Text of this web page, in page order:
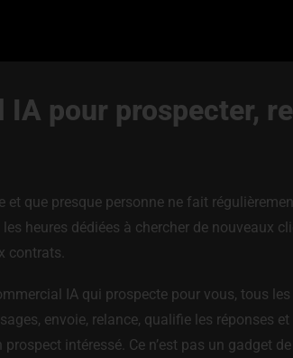
pour prospecter,
que presque personne ne fait
heures dédiées à chercher de nouveaux
contrats.
IA qui prospecte pour vous, tous
envoie, relance, qualifie les réponses
intéressé. Ce n’est pas un gadget